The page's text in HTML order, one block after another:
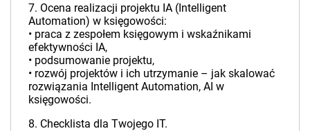
7. Ocena realizacji projektu IA (Intelligent
Automation) w księgowości:
• praca z zespołem księgowym i wskaźnikami
efektywności IA,
• podsumowanie projektu,
• rozwój projektów i ich utrzymanie – jak skalować
rozwiązania Intelligent Automation, AI w
księgowości.
8. Checklista dla Twojego IT.